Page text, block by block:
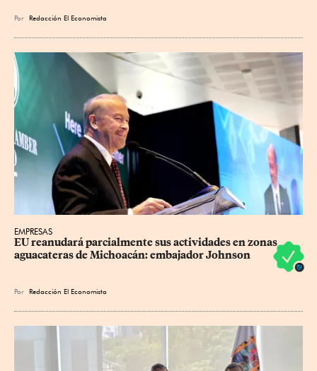
Por Redacción El Economista
EMPRESAS
EU reanudará parcialmente sus actividades en zonas
aguacateras de Michoacán: embajador Johnson
Por Redacción El Economista